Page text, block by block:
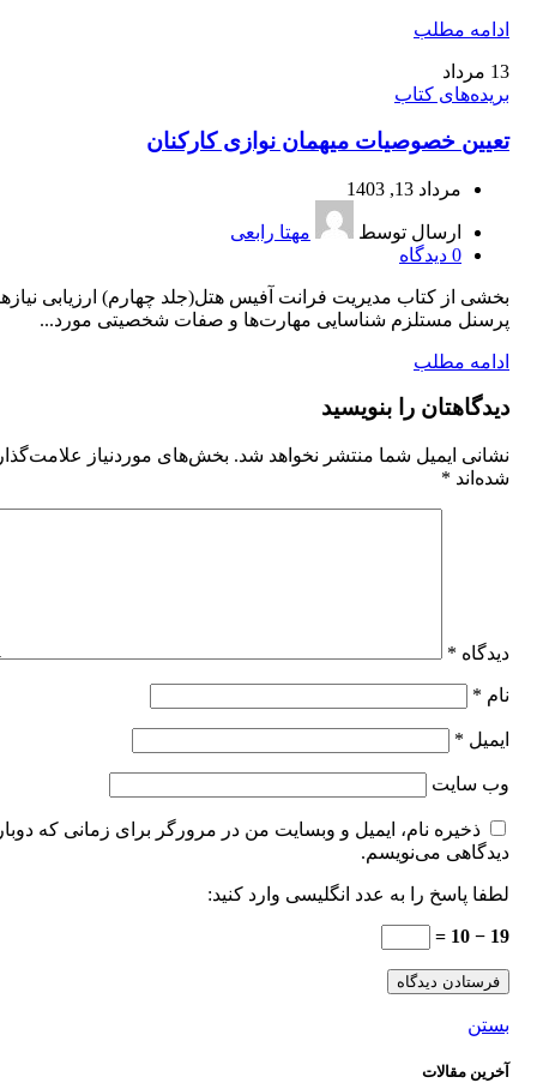
ادامه مطلب
13 مرداد
بریده‌های کتاب
تعیین خصوصیات میهمان‌ نوازی کارکنان
مرداد 13, 1403
ارسال توسط
مهتا رابعی
0 دیدگاه
بخشی از کتاب مدیریت فرانت آفیس هتل(جلد چهارم) ارزیابی
پرسنل مستلزم شناسایی مهارت‌ها و صفات شخصیتی مورد...
ادامه مطلب
دیدگاهتان را بنویسید
نشانی ایمیل شما منتشر نخواهد شد. بخش‌های موردنیاز
شده‌اند *
دیدگاه *
نام *
ایمیل *
وب‌ سایت
ذخیره نام، ایمیل و وبسایت من در مرورگر برای زمانی که
دیدگاهی می‌نویسم.
لطفا پاسخ را به عدد انگلیسی وارد کنید:
19 − 10 =
بستن
آخرین مقالات